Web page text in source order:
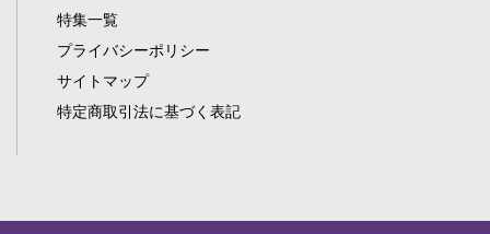
特集一覧
プライバシーポリシー
サイトマップ
特定商取引法に基づく表記